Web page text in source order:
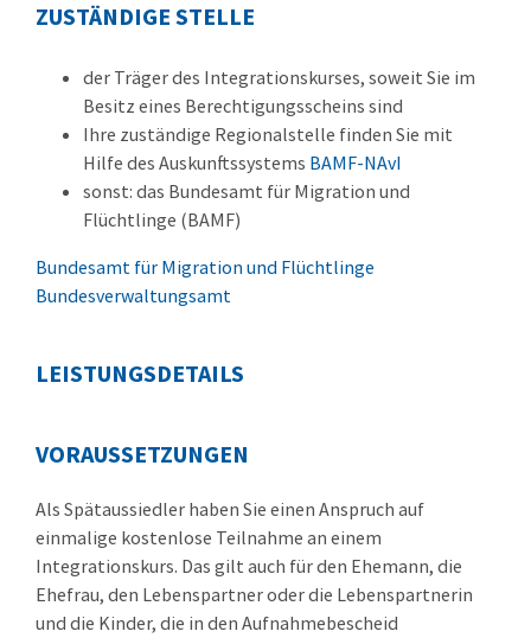
ZUSTÄNDIGE STELLE
der Träger des Integrationskurses, soweit Sie im
Besitz eines Berechtigungsscheins sind
Ihre zuständige Regionalstelle finden Sie mit
Hilfe des Auskunftssystems BAMF-NAvI
sonst: das Bundesamt für Migration und
Flüchtlinge (BAMF)
Bundesamt für Migration und Flüchtlinge
Bundesverwaltungsamt
LEISTUNGSDETAILS
VORAUSSETZUNGEN
Als Spätaussiedler haben Sie einen Anspruch auf
einmalige kostenlose Teilnahme an einem
Integrationskurs. Das gilt auch für den Ehemann, die
Ehefrau, den Lebenspartner oder die Lebenspartnerin
und die Kinder, die in den Aufnahmebescheid